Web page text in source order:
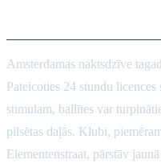
Amsterdamas naktsdzīve
Pateicoties 24 stundu
stimulam, ballītes var
pilsētas daļās. Klubi,
Elementenstraat, pārstāv